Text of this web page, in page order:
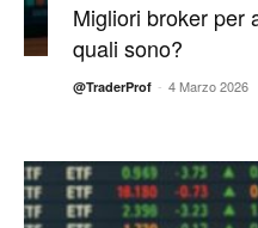
Migliori broker per
quali sono?
@TraderProf - 4 Marzo 2026